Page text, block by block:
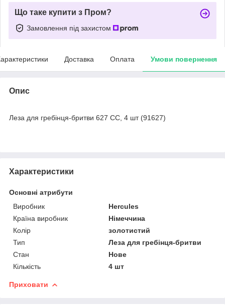
Що таке купити з Пром?
Замовлення під захистом
Доставка Оплата Умови повернення
Опис
Леза для гребінця-бритви 627 СС, 4 шт (91627)
Характеристики
Основні атрибути
Виробник
Hercules
Країна виробник
Німеччина
Колір
золотистий
Тип
Леза для гребінця-бритви
Стан
Нове
Кількість
4 шт
Приховати